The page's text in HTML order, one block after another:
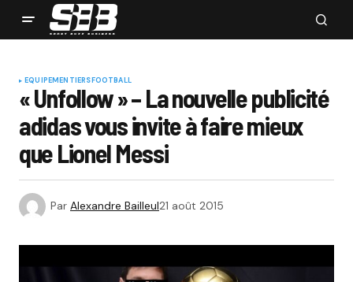
EQUIPEMENTIERSFOOTBALL
« Unfollow » – La nouvelle publicité
adidas vous invite à faire mieux
que Lionel Messi
Par Alexandre Bailleul21 août 2015